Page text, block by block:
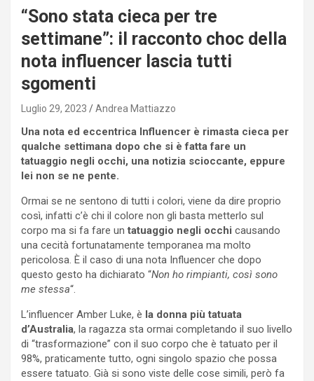
“Sono stata cieca per tre
settimane”: il racconto choc della
nota influencer lascia tutti
sgomenti
Luglio 29, 2023 Andrea Mattiazzo
Una nota ed eccentrica Influencer è rimasta cieca per
qualche settimana dopo che si è fatta fare un
tatuaggio negli occhi, una notizia scioccante, eppure
lei non se ne pente.
Ormai se ne sentono di tutti i colori, viene da dire proprio
così, infatti c’è chi il colore non gli basta metterlo sul
corpo ma si fa fare untatuaggio negli occhi causando
una cecità fortunatamente temporanea ma molto
pericolosa. È il caso di una nota Influencer che dopo
questo gesto ha dichiarato “Non ho rimpianti, così sono
me stessa“.
L’influencer Amber Luke, è la donna più tatuata
d’Australia, la ragazza sta ormai completando il suo livello
di “trasformazione” con il suo corpo che è tatuato per il
98%, praticamente tutto, ogni singolo spazio che possa
essere tatuato. Già si sono viste delle cose simili, però fa